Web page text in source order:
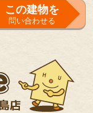
をする
この建物を
問い合わせる